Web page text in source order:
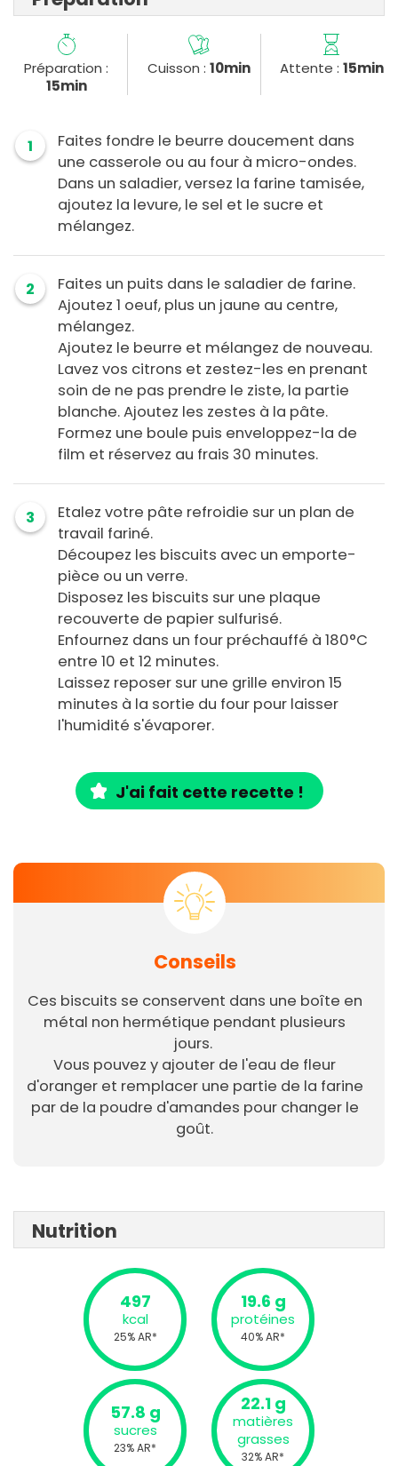
Préparation :
15min
Cuisson : 10min Attente : 15min
1
Faites fondre le beurre doucement dans
une casserole ou au four à micro-ondes.
Dans un saladier, versez la farine tamisée,
ajoutez la levure, le sel et le sucre et
mélangez.
2
Faites un puits dans le saladier de farine.
Ajoutez 1 oeuf, plus un jaune au centre,
mélangez.
Ajoutez le beurre et mélangez de nouveau.
Lavez vos citrons et zestez-les en prenant
soin de ne pas prendre le ziste, la partie
blanche. Ajoutez les zestes à la pâte.
Formez une boule puis enveloppez-la de
film et réservez au frais 30 minutes.
3
Etalez votre pâte refroidie sur un plan de
travail fariné.
Découpez les biscuits avec un emporte-
pièce ou un verre.
Disposez les biscuits sur une plaque
recouverte de papier sulfurisé.
Enfournez dans un four préchauffé à 180°C
entre 10 et 12 minutes.
Laissez reposer sur une grille environ 15
minutes à la sortie du four pour laisser
l'humidité s'évaporer.
J'ai fait cette recette !
Conseils
Ces biscuits se conservent dans une boîte en
métal non hermétique pendant plusieurs
jours.
Vous pouvez y ajouter de l'eau de fleur
d'oranger et remplacer une partie de la farine
par de la poudre d'amandes pour changer le
goût.
Nutrition
497
kcal
25% AR*
19.6 g
protéines
40% AR*
57.8 g
sucres
23% AR*
22.1 g
matières
grasses
32% AR*